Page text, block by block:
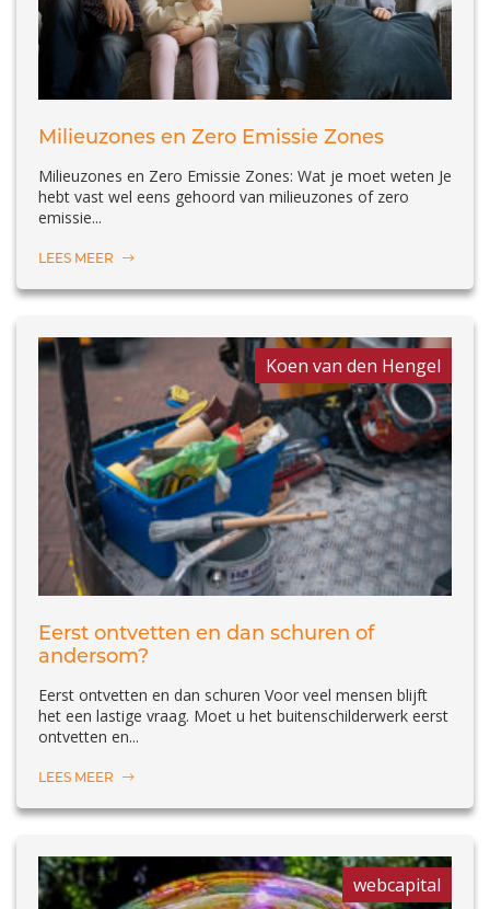
Milieuzones en Zero Emissie Zones
Milieuzones en Zero Emissie Zones: Wat je moet weten Je
hebt vast wel eens gehoord van milieuzones of zero
emissie...
LEES MEER
Koen van den Hengel
Eerst ontvetten en dan schuren of
andersom?
Eerst ontvetten en dan schuren Voor veel mensen blijft
het een lastige vraag. Moet u het buitenschilderwerk eerst
ontvetten en...
LEES MEER
webcapital